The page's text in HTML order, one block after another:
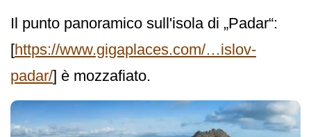
Il punto panoramico sull'isola di „Padar“:
[https://www.gigaplaces.com/…islov-
padar/] è mozzafiato.